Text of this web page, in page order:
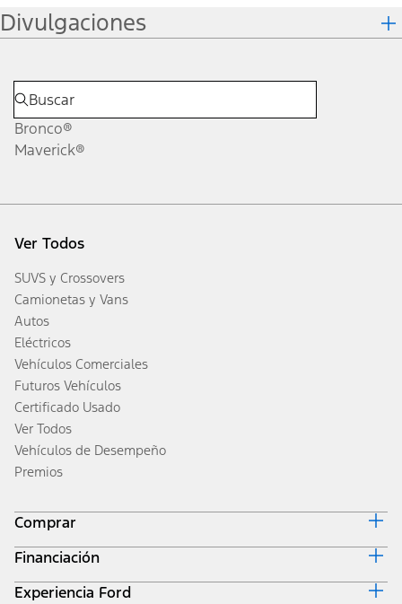
Divulgaciones
Bronco®
Maverick®
Ver Todos
SUVS y Crossovers
Camionetas y Vans
Autos
Eléctricos
Vehículos Comerciales
Futuros Vehículos
Certificado Usado
Ver Todos
Vehículos de Desempeño
Premios
Comprar
Diseña y Cotiza
Inventario
Obtener una Cotización
Financiación
Inicio de Ford Credit
Experiencia Ford